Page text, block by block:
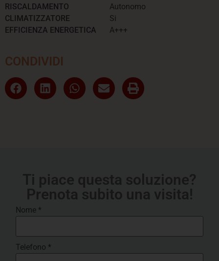
RISCALDAMENTO
CLIMATIZZATORE
EFFICIENZA ENERGETICA
Autonomo
Si
A+++
CONDIVIDI
Ti piace questa soluzione?
Prenota subito una visita!
Nome *
Telefono *